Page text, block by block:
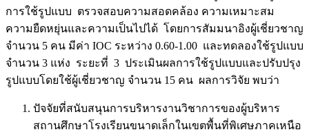
การใช้รูปแบบ ตรวจสอบความสอดคล้อง ความเหมาะสม
ความยืดหยุ่นและความเป็นไปได้ โดยการสัมมนาอิงผู้เชี่ยวชาญ
จำนวน 5 คน มีค่า IOC ระหว่าง 0.60-1.00 และทดลองใช้รูปแบบ
จำนวน 3 แห่ง ระยะที่ 3 ประเมินผลการใช้รูปแบบและปรับปรุง
รูปแบบโดยใช้ผู้เชี่ยวชาญ จำนวน 15 คน ผลการวิจัย พบว่า
ปัจจัยที่สนับสนุนการบริหารงานวิชาการของผู้บริหาร
สถานศึกษาโรงเรียนขนาดเล็กในเขตพื้นที่พิเศษภาคเหนือ